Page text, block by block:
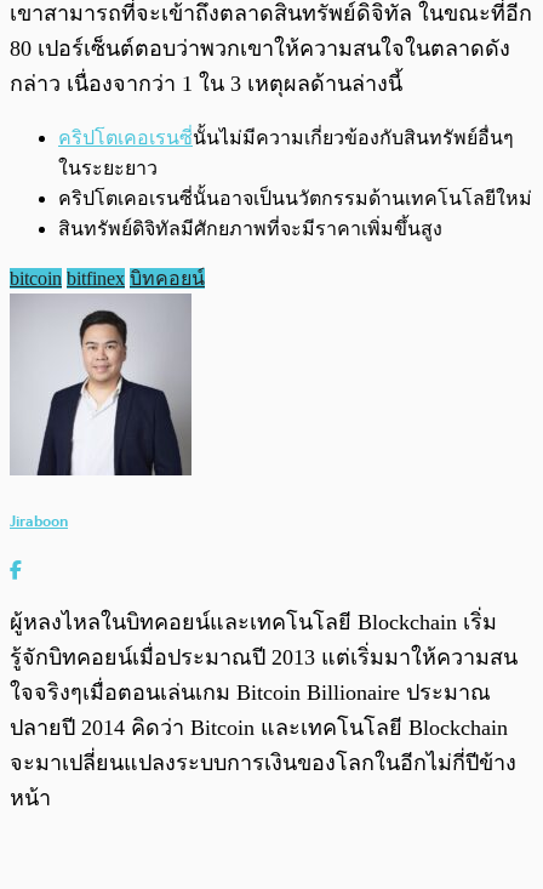
เขาสามารถที่จะเข้าถึงตลาดสินทรัพย์ดิจิทัล ในขณะที่อีก
80 เปอร์เซ็นต์ตอบว่าพวกเขาให้ความสนใจในตลาดดัง
กล่าว เนื่องจากว่า 1 ใน 3 เหตุผลด้านล่างนี้
คริปโตเคอเรนซี่นั้นไม่มีความเกี่ยวข้องกับสินทรัพย์อื่นๆ
ในระยะยาว
คริปโตเคอเรนซี่นั้นอาจเป็นนวัตกรรมด้านเทคโนโลยีใหม่
สินทรัพย์ดิจิทัลมีศักยภาพที่จะมีราคาเพิ่มขึ้นสูง
bitcoin bitfinex บิทคอยน์
Jiraboon
ผู้หลงไหลในบิทคอยน์และเทคโนโลยี Blockchain เริ่ม
รู้จักบิทคอยน์เมื่อประมาณปี 2013 แต่เริ่มมาให้ความสน
ใจจริงๆเมื่อตอนเล่นเกม Bitcoin Billionaire ประมาณ
ปลายปี 2014 คิดว่า Bitcoin และเทคโนโลยี Blockchain
จะมาเปลี่ยนแปลงระบบการเงินของโลกในอีกไม่กี่ปีข้าง
หน้า